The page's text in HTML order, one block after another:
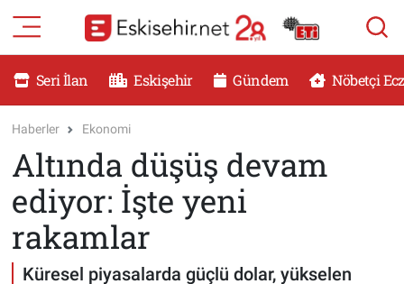
Seri İlan Eskişehir Gündem Nöbetçi
Haberler Ekonomi
Altında düşüş devam
ediyor: İşte yeni
rakamlar
Küresel piyasalarda güçlü dolar, yükselen
RESMİ İLANLAR
DÜNYA
SAĞLIK
MAGAZİN
Eskişehir Nöbetçi Eczaneler
Eskişehir Namaz Vakitleri
Eskişehir Trafik Yoğunluk Haritası
Süper Lig Puan Durumu ve Fikstür